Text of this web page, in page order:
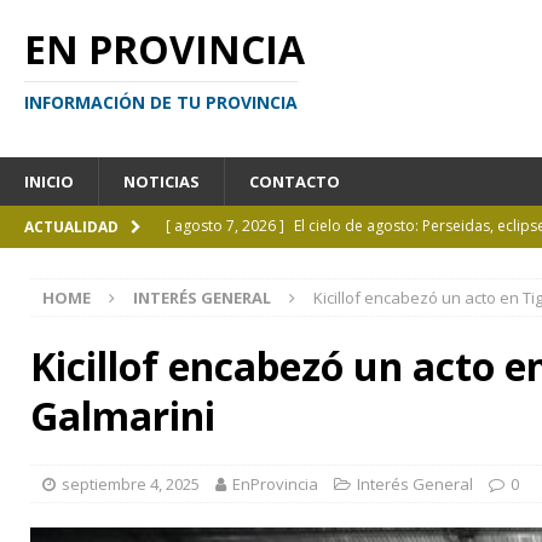
EN PROVINCIA
INFORMACIÓN DE TU PROVINCIA
INICIO NOTICIAS CONTACTO
ACTUALIDAD [ agosto 7, 2026 ] El cielo de agosto: Perseidas,
[ agosto 6, 2026 ]
Calendario de eventos turísticos
[ agosto 6, 2026 ]
La UCALP incorpora la
Inhabilitado por realizar
HOME INTERÉS GENERAL Kicillof encabezó un acto en
Kicillof encabezó un acto
Galmarini
septiembre 4, 2025 EnProvincia Interés General 0